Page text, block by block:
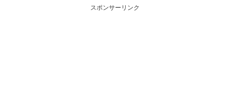
い時チャンスなど、表とグラフ
でわかりやすく掲載、配当利回
スポンサーリンク